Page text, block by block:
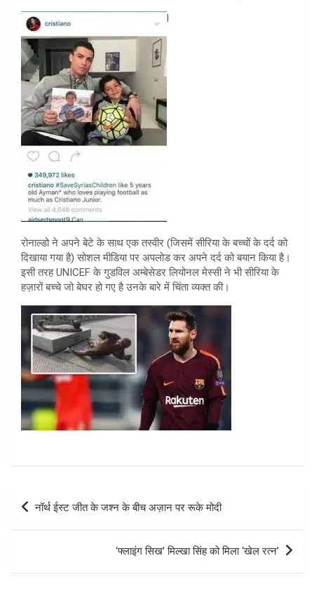
l
रोनाल्डो ने अपने बेटे के साथ एक तस्वीर (जिसमें सीरिया के बच्चों के दर्द को
दिखाया गया है) सोशल मीडिया पर अपलोड कर अपने दर्द को बयान किया है।
इसी तरह UNICEF के गुडविल अम्बेसेडर लियोनल मेस्सी ने भी सीरिया के
हज़ारों बच्चे जो बेघर हो गए है उनके बारे में चिंता व्यक्त की।
Post
navigation
नॉर्थ ईस्ट जीत के जश्न के बीच अज़ान पर रूके मोदी
‘फ्लाइंग सिख’ मिल्खा सिंह को मिला ‘खेल रत्न’